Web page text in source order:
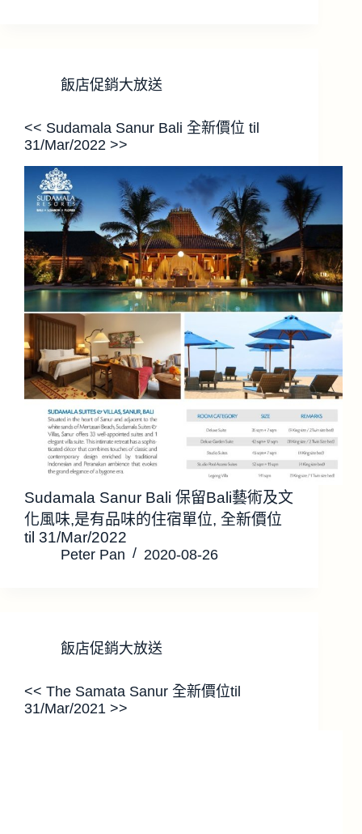
飯店促銷大放送
<< Sudamala Sanur Bali 全新價位 til
31/Mar/2022 >>
Sudamala Sanur Bali 保留Bali藝術及文
化風味,是有品味的住宿單位, 全新價位
til 31/Mar/2022
Peter Pan 2020-08-26
飯店促銷大放送
<< The Samata Sanur 全新價位til
31/Mar/2021 >>